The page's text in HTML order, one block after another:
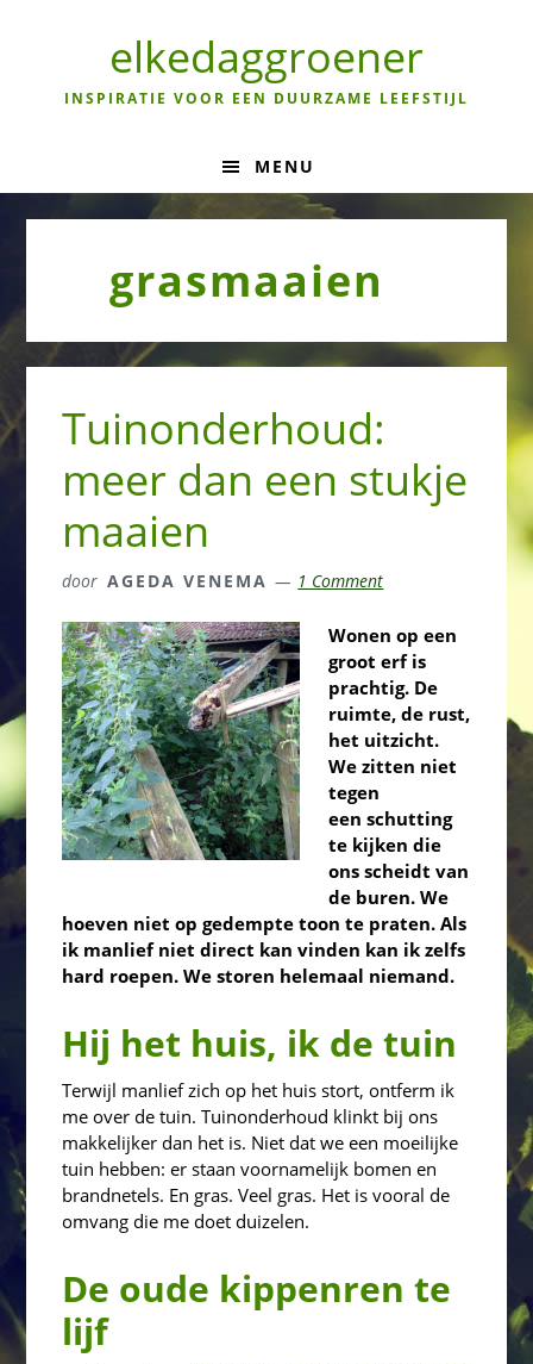
navigation
elkedaggroener
INSPIRATIE VOOR EEN DUURZAME LEEFSTIJL
MENU
grasmaaien
Tuinonderhoud:
meer dan een stukje
maaien
door AGEDA VENEMA 1 Comment
Wonen op een
groot erf is
prachtig. De
ruimte, de rust,
het uitzicht.
We zitten niet
tegen
een schutting
te kijken die
ons scheidt van
de buren. We
hoeven niet op gedempte toon te praten. Als
ik manlief niet direct kan vinden kan ik zelfs
hard roepen. We storen helemaal niemand.
Hij het huis, ik de tuin
Terwijl manlief zich op het huis stort, ontferm ik
me over de tuin. Tuinonderhoud klinkt bij ons
makkelijker dan het is. Niet dat we een moeilijke
tuin hebben: er staan voornamelijk bomen en
brandnetels. En gras. Veel gras. Het is vooral de
omvang die me doet duizelen.
De oude kippenren te
lijf